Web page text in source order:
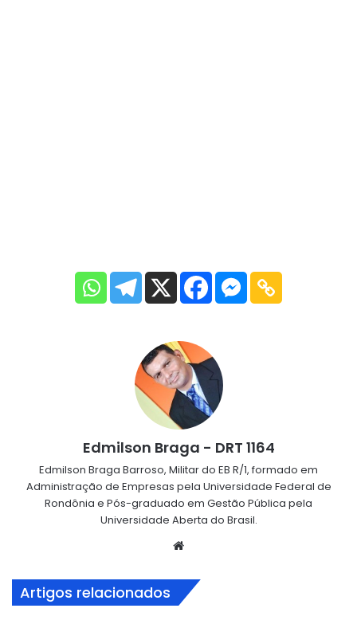
Edmilson Braga - DRT 1164
Edmilson Braga Barroso, Militar do EB R/1, formado em
Administração de Empresas pela Universidade Federal de
Rondônia e Pós-graduado em Gestão Pública pela
Universidade Aberta do Brasil.
Artigos relacionados